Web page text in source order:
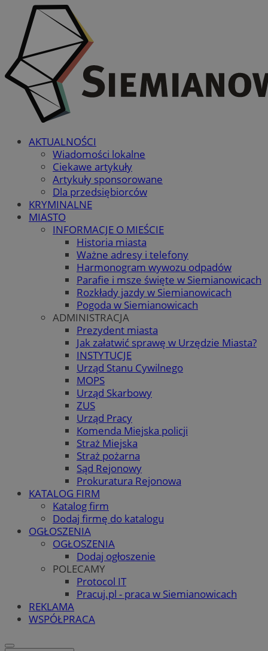
AKTUALNOŚCI
Wiadomości lokalne
Ciekawe artykuły
Artykuły sponsorowane
Dla przedsiębiorców
KRYMINALNE
MIASTO
INFORMACJE O MIEŚCIE
Historia miasta
Ważne adresy i telefony
Harmonogram wywozu odpadów
Parafie i msze święte w Siemianowicach
Rozkłady jazdy w Siemianowicach
Pogoda w Siemianowicach
ADMINISTRACJA
Prezydent miasta
Jak załatwić sprawę w Urzędzie Miasta?
INSTYTUCJE
Urząd Stanu Cywilnego
MOPS
Urząd Skarbowy
ZUS
Urząd Pracy
Komenda Miejska policji
Straż Miejska
Straż pożarna
Sąd Rejonowy
Prokuratura Rejonowa
KATALOG FIRM
Katalog firm
Dodaj firmę do katalogu
OGŁOSZENIA
OGŁOSZENIA
Dodaj ogłoszenie
POLECAMY
Protocol IT
Pracuj.pl - praca w Siemianowicach
REKLAMA
WSPÓŁPRACA